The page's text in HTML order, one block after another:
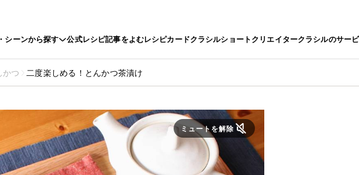
シーンから探す 公式レシピ記事をよむレシピカードクラシルショートクリエイタークラシルのサー
かつ 二度楽しめる！とんかつ茶漬け
ミュートを解除